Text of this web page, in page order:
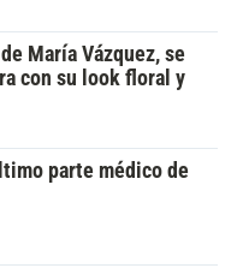
María Vázquez, se
con su look floral y
parte médico de